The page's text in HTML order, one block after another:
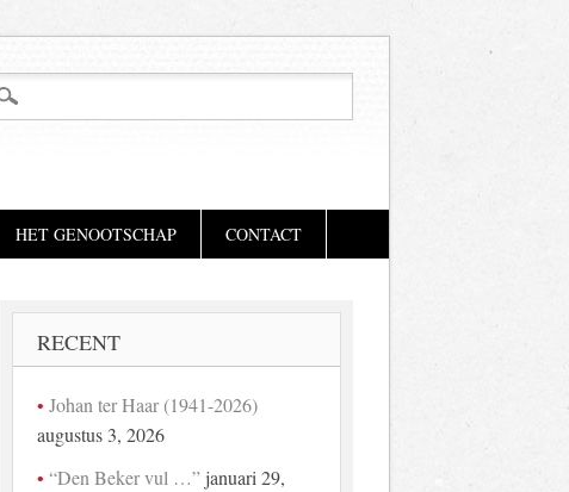
HET GENOOTSCHAP CONTACT
RECENT
Johan ter Haar (1941-2026)
augustus 3, 2026
“Den Beker vul …” januari 29,